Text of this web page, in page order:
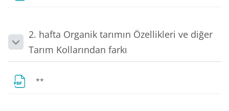
Daralt
2. hafta Organik tarımın Özellikleri ve diğer
Tarım Kollarından farkı
**